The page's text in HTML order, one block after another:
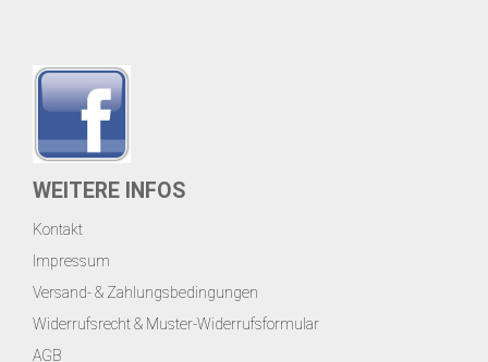
WEITERE INFOS
Kontakt
Impressum
Versand- & Zahlungsbedingungen
Widerrufsrecht & Muster-Widerrufsformular
AGB